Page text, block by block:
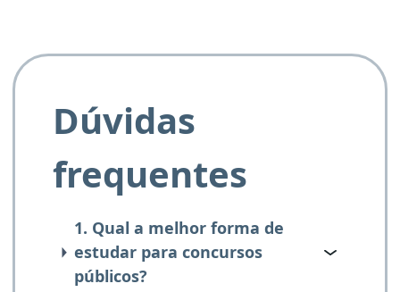
Dúvidas
frequentes
1. Qual a melhor forma de
estudar para concursos
públicos?